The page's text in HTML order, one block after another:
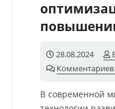
28.08.2024
Комментариев
В современной